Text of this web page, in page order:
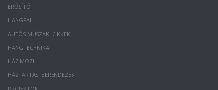
ERŐSÍTŐ
HANGFAL
AUTÓS MŰSZAKI CIKKEK
HANGTECHNIKA
HÁZIMOZI
HÁZTARTÁSI BERENDEZÉS
PROJEKTOR